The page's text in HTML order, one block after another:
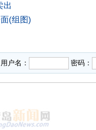
出
(组图)
用户名： 密码：